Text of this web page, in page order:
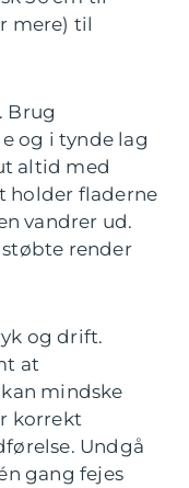
mere) til
Brug
og i tynde lag
altid med
holder fladerne
vandrer ud.
render
og drift.
at
mindske
korrekt
Undgå
gang fejes